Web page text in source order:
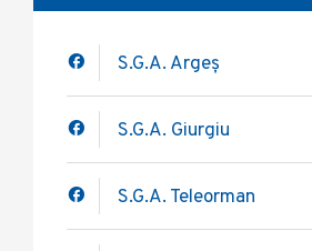
S.G.A. Argeș
S.G.A. Giurgiu
S.G.A. Teleorman